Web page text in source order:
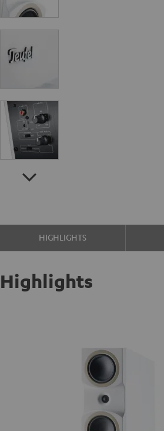
HIGHLIGHTS
Highlights